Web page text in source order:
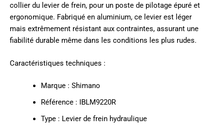
collier du levier de frein, pour un poste de pilotage épuré et
ergonomique. Fabriqué en aluminium, ce levier est léger
mais extrêmement résistant aux contraintes, assurant une
fiabilité durable même dans les conditions les plus rudes.
Caractéristiques techniques :
Marque : Shimano
Référence : IBLM9220R
Type : Levier de frein hydraulique